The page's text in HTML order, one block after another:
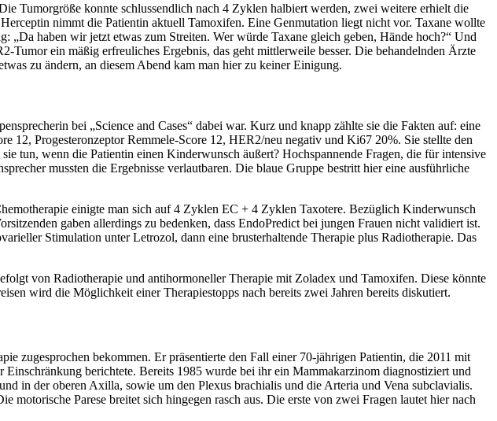
Tumorgröße konnte schlussendlich nach 4 Zyklen halbiert werden, zwei weitere erhielt die
nimmt die Patientin aktuell Tamoxifen. Eine Genmutation liegt nicht vor. Taxane wollte
„Da haben wir jetzt etwas zum Streiten. Wer würde Taxane gleich geben, Hände hoch?“ Und
ein mäßig erfreuliches Ergebnis, das geht mittlerweile besser. Die behandelnden Ärzte
zu ändern, an diesem Abend kam man hier zu keiner Einigung.
bei „Science and Cases“ dabei war. Kurz und knapp zählte sie die Fakten auf: eine
12, Progesteronzeptor Remmele-Score 12, HER2/neu negativ und Ki67 20%. Sie stellte den
tun, wenn die Patientin einen Kinderwunsch äußert? Hochspannende Fragen, die für intensive
mussten die Ergebnisse verlautbaren. Die blaue Gruppe bestritt hier eine ausführliche
einigte man sich auf 4 Zyklen EC + 4 Zyklen Taxotere. Bezüglich Kinderwunsch
gaben allerdings zu bedenken, dass EndoPredict bei jungen Frauen nicht validiert ist.
Stimulation unter Letrozol, dann eine brusterhaltende Therapie plus Radiotherapie. Das
von Radiotherapie und antihormoneller Therapie mit Zoladex und Tamoxifen. Diese könnte
wird die Möglichkeit einer Therapiestopps nach bereits zwei Jahren bereits diskutiert.
zugesprochen bekommen. Er präsentierte den Fall einer 70-jährigen Patientin, die 2011 mit
berichtete. Bereits 1985 wurde bei ihr ein Mammakarzinom diagnostiziert und
in der oberen Axilla, sowie um den Plexus brachialis und die Arteria und Vena subclavialis.
Parese breitet sich hingegen rasch aus. Die erste von zwei Fragen lautet hier nach